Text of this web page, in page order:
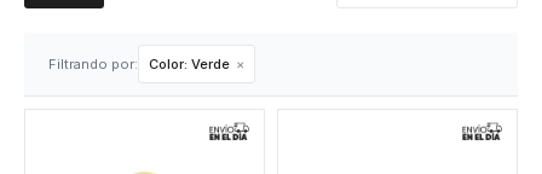
Filtrando por: Color: Verde